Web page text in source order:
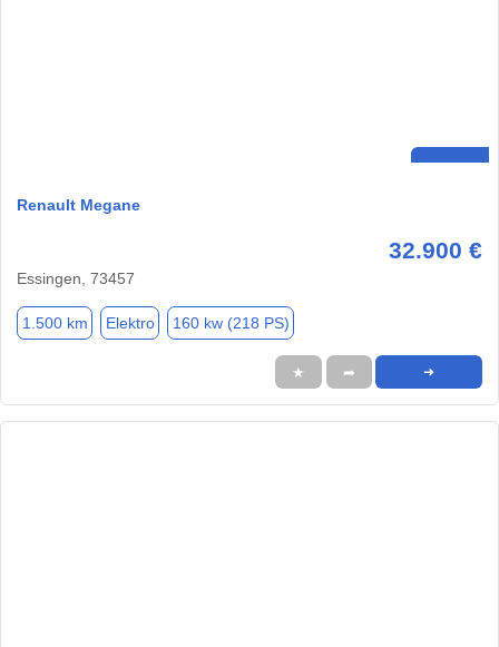
Renault Megane
32.900 €
Essingen, 73457
1.500 km Elektro 160 kw (218 PS)
★ ➦ ➜